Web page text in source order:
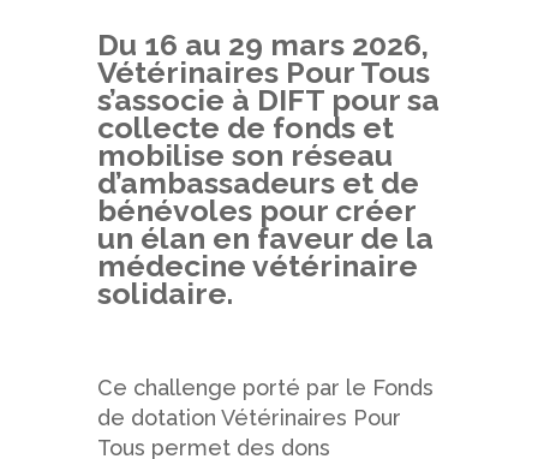
Du 16 au 29 mars 2026,
Vétérinaires Pour Tous
s’associe à DIFT pour sa
collecte de fonds et
mobilise son réseau
d’ambassadeurs et de
bénévoles pour créer
un élan en faveur de la
médecine vétérinaire
solidaire.
Ce challenge porté par le Fonds
de dotation Vétérinaires Pour
Tous permet des dons